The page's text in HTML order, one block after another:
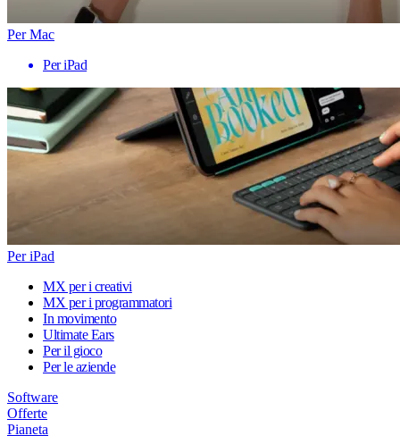
Per Mac
Per iPad
Per iPad
MX per i creativi
MX per i programmatori
In movimento
Ultimate Ears
Per il gioco
Per le aziende
Software
Offerte
Pianeta